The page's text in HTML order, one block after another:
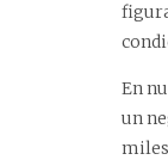
En
un